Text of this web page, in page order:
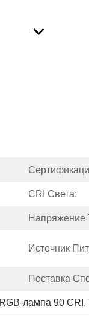
CRI Света:
Напряжение
Источник
Поставка
лампа 90 CRI ,